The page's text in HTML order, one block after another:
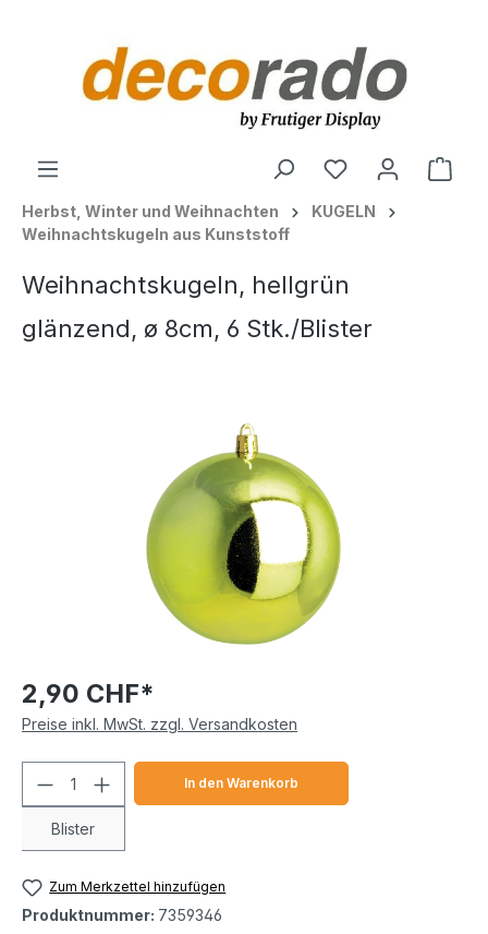
Herbst, Winter und Weihnachten
KUGELN
Weihnachtskugeln aus Kunststoff
Weihnachtskugeln, hellgrün
glänzend, ø 8cm, 6 Stk./Blister
2,90 CHF*
Preise inkl. MwSt. zzgl. Versandkosten
Produkt Anzahl: Gib den
Blister
In den Warenkorb
Zum Merkzettel hinzufügen
Produktnummer: 7359346